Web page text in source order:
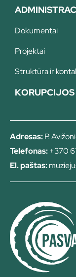
Dokumentai
Projektai
Struktūra ir
Adresas:P.
Telefonas:+370
El. paštas: